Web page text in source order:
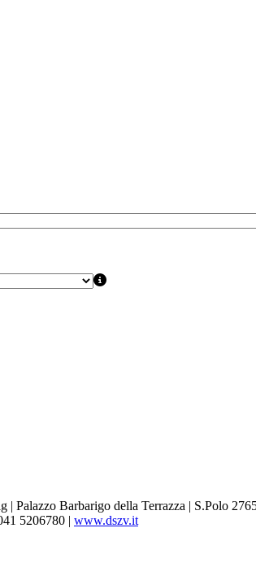
| Palazzo Barbarigo della Terrazza | S.Polo
5206780 | www.dszv.it